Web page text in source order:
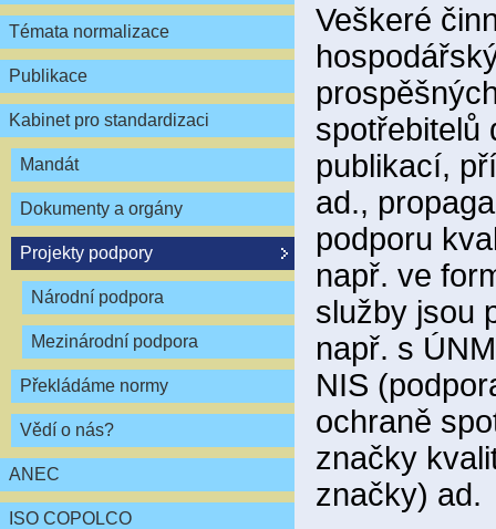
Témata normalizace
Publikace
Kabinet pro standardizaci
Mandát
Dokumenty a orgány
Projekty podpory
Národní podpora
Mezinárodní podpora
Překládáme normy
Vědí o nás?
ANEC
ISO COPOLCO
Veškeré
spotřebitelů
publikací,
ad.,
podporu
např. ve
služby jsou
např. s
NIS
ochraně
značky
značky) ad.